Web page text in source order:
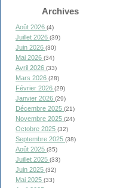
Archives
Août 2026 (4)
Juillet 2026 (39)
Juin 2026 (30)
Mai 2026 (34)
Avril 2026 (33)
Mars 2026 (28)
Février 2026 (29)
Janvier 2026 (29)
Décembre 2025 (21)
Novembre 2025 (24)
Octobre 2025 (32)
Septembre 2025 (38)
Août 2025 (35)
Juillet 2025 (33)
Juin 2025 (32)
Mai 2025 (33)